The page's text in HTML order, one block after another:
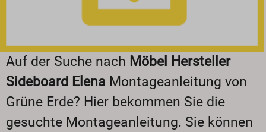
Auf der Suche nach Möbel Hersteller
Sideboard Elena Montageanleitung von
Grüne Erde? Hier bekommen Sie die
gesuchte Montageanleitung. Sie können